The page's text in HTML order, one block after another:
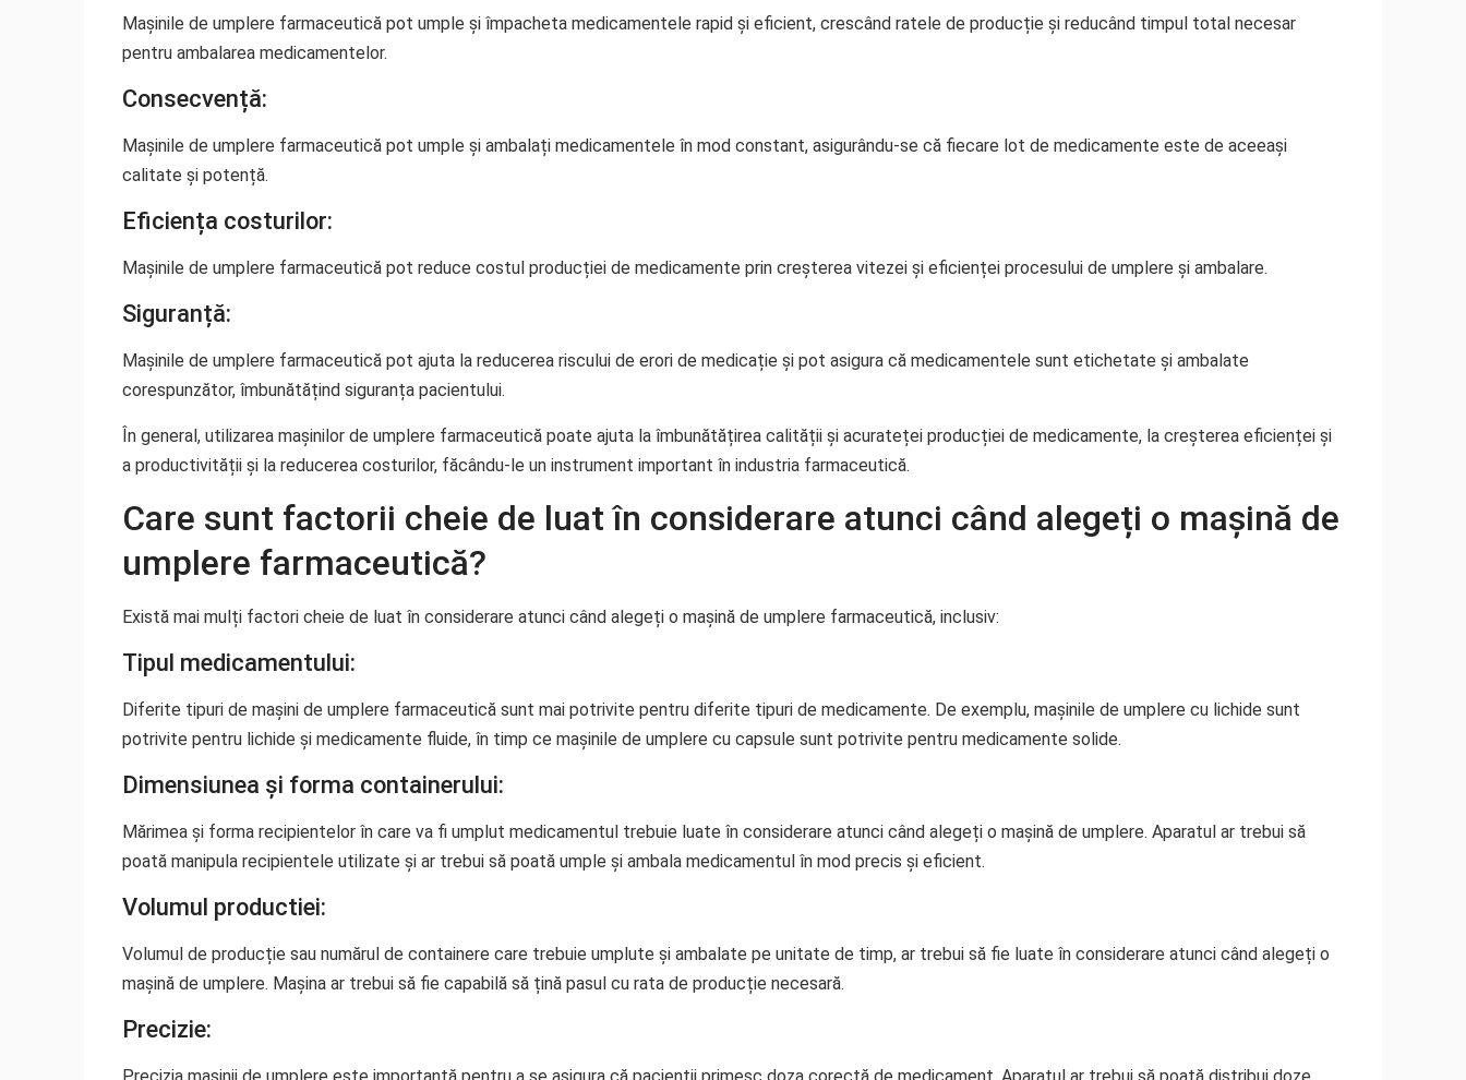
Mașinile de umplere farmaceutică pot umple și împacheta medicamentele rapid și eficient, crescând ratele de producție și reducând timpul total necesar
pentru ambalarea medicamentelor.
Consecvență:
Mașinile de umplere farmaceutică pot umple și ambalați medicamentele în mod constant, asigurându-se că fiecare lot de medicamente este de aceeași
calitate și potență.
Eficiența costurilor:
Mașinile de umplere farmaceutică pot reduce costul producției de medicamente prin creșterea vitezei și eficienței procesului de umplere și ambalare.
Siguranță:
Mașinile de umplere farmaceutică pot ajuta la reducerea riscului de erori de medicație și pot asigura că medicamentele sunt etichetate și ambalate
corespunzător, îmbunătățind siguranța pacientului.
În general, utilizarea mașinilor de umplere farmaceutică poate ajuta la îmbunătățirea calității și acurateței producției de medicamente, la creșterea eficienței și
a productivității și la reducerea costurilor, făcându-le un instrument important în industria farmaceutică.
Care sunt factorii cheie de luat în considerare atunci când alegeți o mașină de
umplere farmaceutică?
Există mai mulți factori cheie de luat în considerare atunci când alegeți o mașină de umplere farmaceutică, inclusiv:
Tipul medicamentului:
Diferite tipuri de mașini de umplere farmaceutică sunt mai potrivite pentru diferite tipuri de medicamente. De exemplu, mașinile de umplere cu lichide sunt
potrivite pentru lichide și medicamente fluide, în timp ce mașinile de umplere cu capsule sunt potrivite pentru medicamente solide.
Dimensiunea și forma containerului:
Mărimea și forma recipientelor în care va fi umplut medicamentul trebuie luate în considerare atunci când alegeți o mașină de umplere. Aparatul ar trebui să
poată manipula recipientele utilizate și ar trebui să poată umple și ambala medicamentul în mod precis și eficient.
Volumul productiei:
Volumul de producție sau numărul de containere care trebuie umplute și ambalate pe unitate de timp, ar trebui să fie luate în considerare atunci când alegeți o
mașină de umplere. Mașina ar trebui să fie capabilă să țină pasul cu rata de producție necesară.
Precizie: